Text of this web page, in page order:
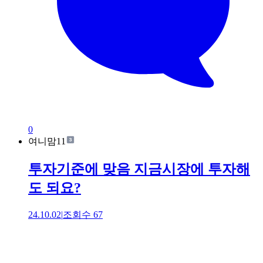
0
여니맘11
투자기준에 맞음 지금시장에 투자해
도 되요?
24.10.02|조회수 67